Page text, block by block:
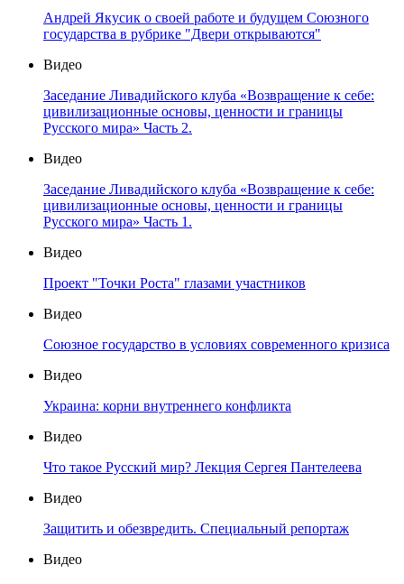
Андрей Якусик о своей работе и будущем Союзного
государства в рубрике "Двери открываются"
Видео
Заседание Ливадийского клуба «Возвращение к себе:
цивилизационные основы, ценности и границы
Русского мира» Часть 2.
Видео
Заседание Ливадийского клуба «Возвращение к себе:
цивилизационные основы, ценности и границы
Русского мира» Часть 1.
Видео
Проект "Точки Роста" глазами участников
Видео
Союзное государство в условиях современного кризиса
Видео
Украина: корни внутреннего конфликта
Видео
Что такое Русский мир? Лекция Сергея Пантелеева
Видео
Защитить и обезвредить. Специальный репортаж
Видео